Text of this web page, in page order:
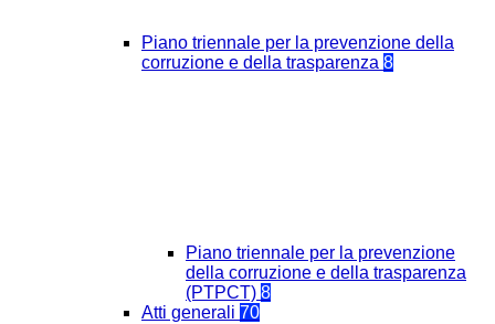
Piano triennale per la prevenzione della
corruzione e della trasparenza 8
Piano triennale per la prevenzione
della corruzione e della trasparenza
(PTPCT) 8
Atti generali 70